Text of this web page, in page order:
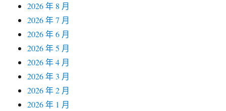
2026 年 8 月
2026 年 7 月
2026 年 6 月
2026 年 5 月
2026 年 4 月
2026 年 3 月
2026 年 2 月
2026 年 1 月